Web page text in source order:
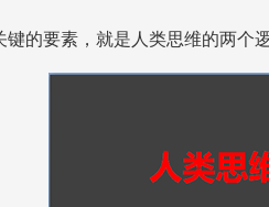
要素，就是人类思维的两个逻